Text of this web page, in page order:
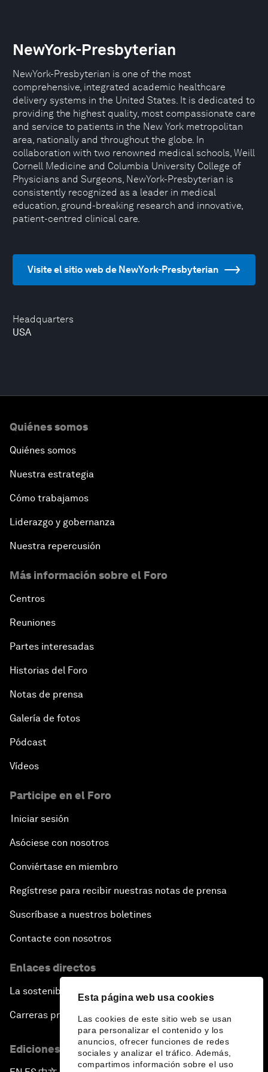
Esta página web usa cookies
Las cookies de este sitio web se usan
para personalizar el contenido y los
anuncios, ofrecer funciones de redes
sociales y analizar el tráfico. Además,
compartimos información sobre el uso
Headquarters
USA
NewYork-Presbyterian
NewYork-Presbyterian is one of the most
comprehensive, integrated academic healthcare
delivery systems in the United States. It is dedicated to
providing the highest quality, most compassionate care
and service to patients in the New York metropolitan
area, nationally and throughout the globe. In
collaboration with two renowned medical schools, Weill
Cornell Medicine and Columbia University College of
Physicians and Surgeons, NewYork-Presbyterian is
consistently recognized as a leader in medical
education, ground-breaking research and innovative,
patient-centred clinical care.
Visite el sitio web de NewYork-Presbyterian
Quiénes somos
Quiénes somos
Nuestra estrategia
Cómo trabajamos
Liderazgo y gobernanza
Nuestra repercusión
Más información sobre el Foro
Centros
Reuniones
Partes interesadas
Historias del Foro
Notas de prensa
Galería de fotos
Pódcast
Vídeos
Participe en el Foro
Iniciar sesión
Asóciese con nosotros
Conviértase en miembro
Regístrese para recibir nuestras notas de prensa
Suscríbase a nuestros boletines
Contacte con nosotros
Enlaces directos
La sostenibilidad en el Foro
Carreras profesionales
Ediciones en otros idiomas